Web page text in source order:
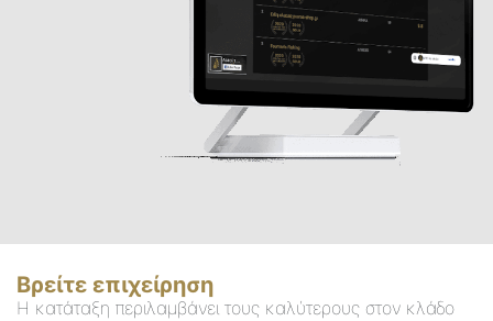
Βρείτε επιχείρηση
Η κατάταξη περιλαμβάνει τους καλύτερους στον κλάδο